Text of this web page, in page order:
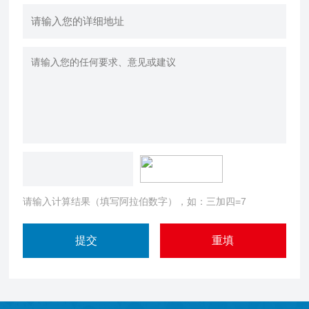
请输入计算结果（填写阿拉伯数字），如：三加四=7